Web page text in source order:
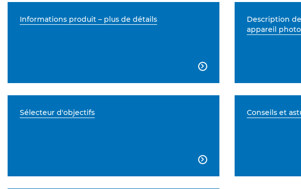
Informations produit – plus de détails

Description
appareil photo
Sélecteur d'objectifs

Conseils et